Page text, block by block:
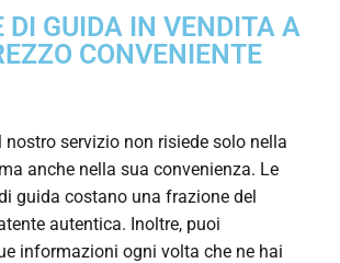
DI GUIDA IN VENDITA A
CONVENIENTE
nostro servizio non risiede solo nella
anche nella sua convenienza. Le
guida costano una frazione del
autentica. Inoltre, puoi
informazioni ogni volta che ne hai